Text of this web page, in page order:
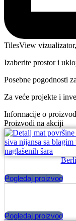
TilesView
Izaberite prostor i
Posebne pogodnosti
Za veće projekte i
Informacije o
Proizvodi na akciji
Pogledaj proizvod
Pogledaj proizvod